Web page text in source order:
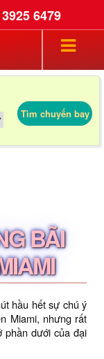
6479
Tìm chuyến bay
BÃI
hầu hết sự chú ý
Miami, nhưng rất
phần dưới của đại